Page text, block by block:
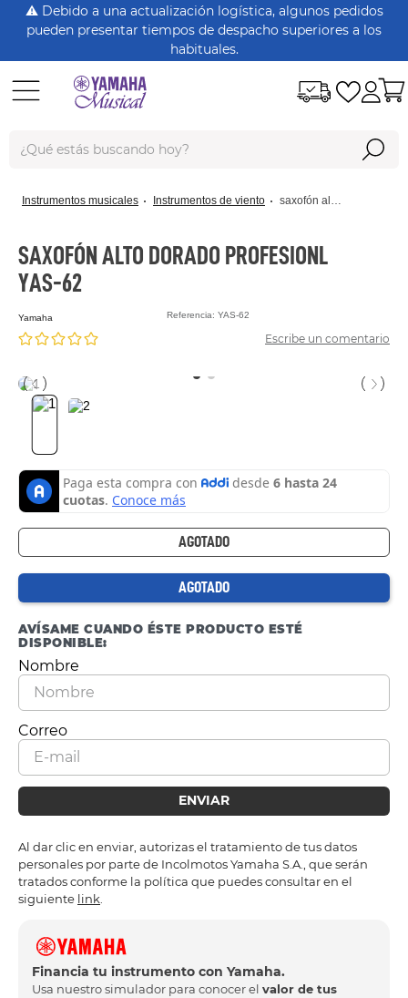
⚠️ Debido a una actualización logística, algunos pedidos
pueden presentar tiempos de despacho superiores a los
habituales.
dt125
rx115
nmax
fz 16
instrumentos musicales instrumentos de viento saxofón alto dorado profesionl yas-62
SAXOFÓN ALTO DORADO PROFESIONL
YAS-62
yamaha Referencia:YAS-62
Escribe un comentario
AGOTADO
AGOTADO
AVÍSAME CUANDO ÉSTE PRODUCTO ESTÉ
DISPONIBLE:
ENVIAR
Al dar clic en enviar, autorizas el tratamiento de tus datos
personales por parte de Incolmotos Yamaha S.A., que serán
tratados conforme la política que puedes consultar en el
siguiente link
Financia tu instrumento con Yamaha.
Usa nuestro simulador para conocer el valor de tus